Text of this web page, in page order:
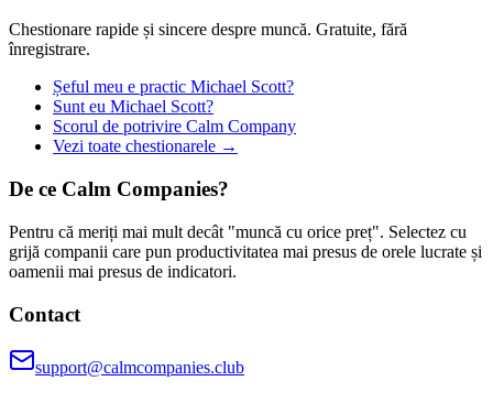
Chestionare rapide și sincere despre muncă. Gratuite, fără
înregistrare.
Șeful meu e practic Michael Scott?
Sunt eu Michael Scott?
Scorul de potrivire Calm Company
Vezi toate chestionarele →
De ce Calm Companies?
Pentru că meriți mai mult decât "muncă cu orice preț". Selectez cu
grijă companii care pun productivitatea mai presus de orele lucrate și
oamenii mai presus de indicatori.
Contact
support@calmcompanies.club